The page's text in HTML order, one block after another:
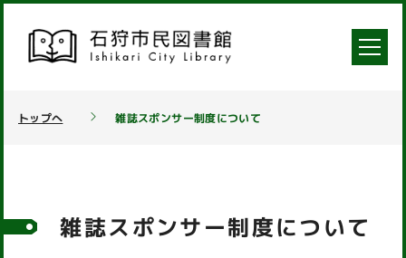
トップへ 雑誌スポンサー制度について
雑誌スポンサー制度について